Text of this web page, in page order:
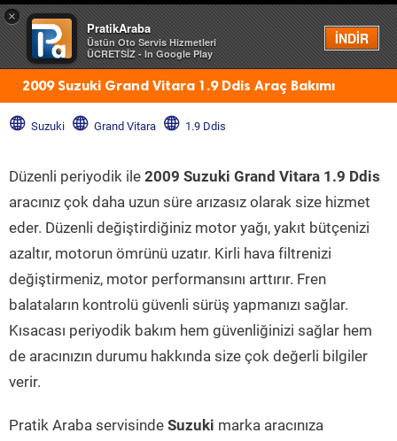
×
PratikAraba
Üstün Oto Servis Hizmetleri
ÜCRETSİZ - In Google Play
İNDİR
Menü
2009 Suzuki Grand Vitara 1.9 Ddis Araç Bakımı
Suzuki Grand Vitara 1.9 Ddis
Düzenli periyodik ile 2009 Suzuki Grand Vitara 1.9 Ddis
aracınız çok daha uzun süre arızasız olarak size hizmet
eder. Düzenli değiştirdiğiniz motor yağı, yakıt bütçenizi
azaltır, motorun ömrünü uzatır. Kirli hava filtrenizi
değiştirmeniz, motor performansını arttırır. Fren
balataların kontrolü güvenli sürüş yapmanızı sağlar.
Kısacası periyodik bakım hem güvenliğinizi sağlar hem
de aracınızın durumu hakkında size çok değerli bilgiler
verir.
Pratik Araba servisinde Suzuki marka aracınıza